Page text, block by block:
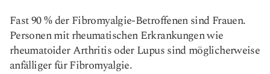
Fast 90 % der Fibromyalgie-Betroffenen sind Frauen.
Personen mit rheumatischen Erkrankungen wie
rheumatoider Arthritis oder Lupus sind möglicherweise
anfälliger für Fibromyalgie.